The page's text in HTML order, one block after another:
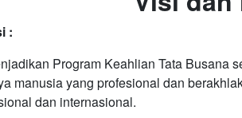
:
Program Keahlian Tata Busana
manusia yang profesional dan
dan internasional.